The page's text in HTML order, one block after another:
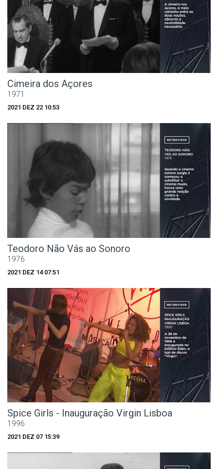
Cimeira dos Açores
1971
2021 DEZ 22 10:53
Teodoro Não Vás ao Sonoro
1976
2021 DEZ 14 07:51
Spice Girls - Inauguração Virgin Lisboa
1996
2021 DEZ 07 15:39